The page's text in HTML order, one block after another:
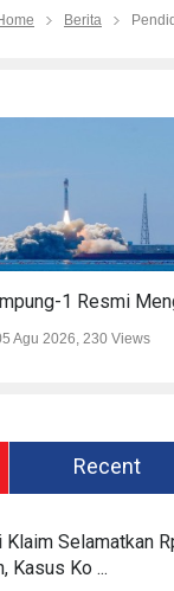
Berita
Agu 2026, 230 Views
Recent
Klaim Selamatkan
Kasus Ko ...